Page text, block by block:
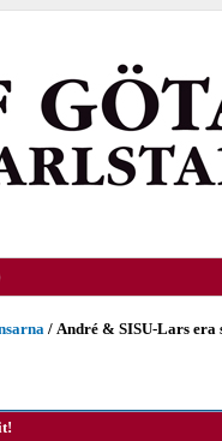
/André & SISU-Lars